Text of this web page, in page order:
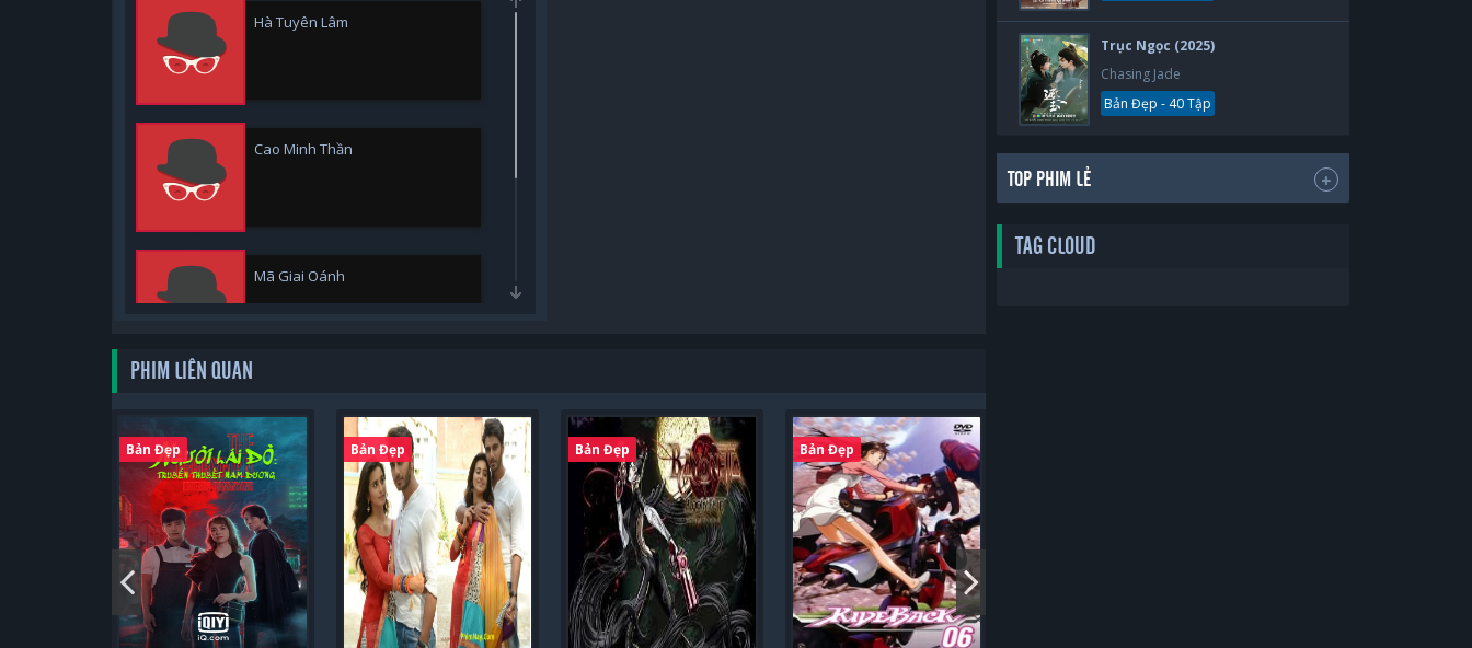
Hà Tuyên Lâm
Cao Minh Thần
Mã Giai Oánh
PHIM LIÊN QUAN
Bản Đẹp Bản Đẹp Bản Đẹp Bản Đẹp
Trục Ngọc (2025)
Chasing Jade
Bản Đẹp - 40 Tập
TOP PHIM LẺ
TAG CLOUD